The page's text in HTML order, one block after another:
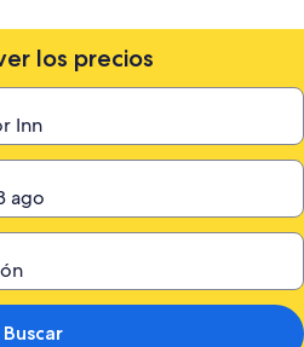
los precios
Buscar